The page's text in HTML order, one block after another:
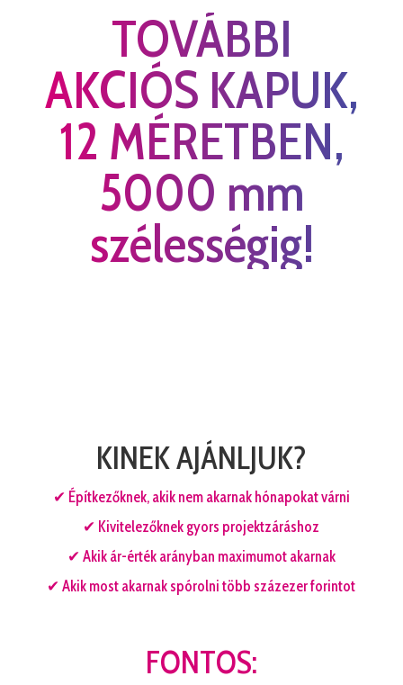
TOVÁBBI
AKCIÓS KAPUK,
12 MÉRETBEN,
5000 mm
szélességig!
KINEK AJÁNLJUK?
✔ Építkezőknek, akik nem akarnak hónapokat várni
✔ Kivitelezőknek gyors projektzáráshoz
✔ Akik ár-érték arányban maximumot akarnak
✔ Akik most akarnak spórolni több százezer forintot
FONTOS: